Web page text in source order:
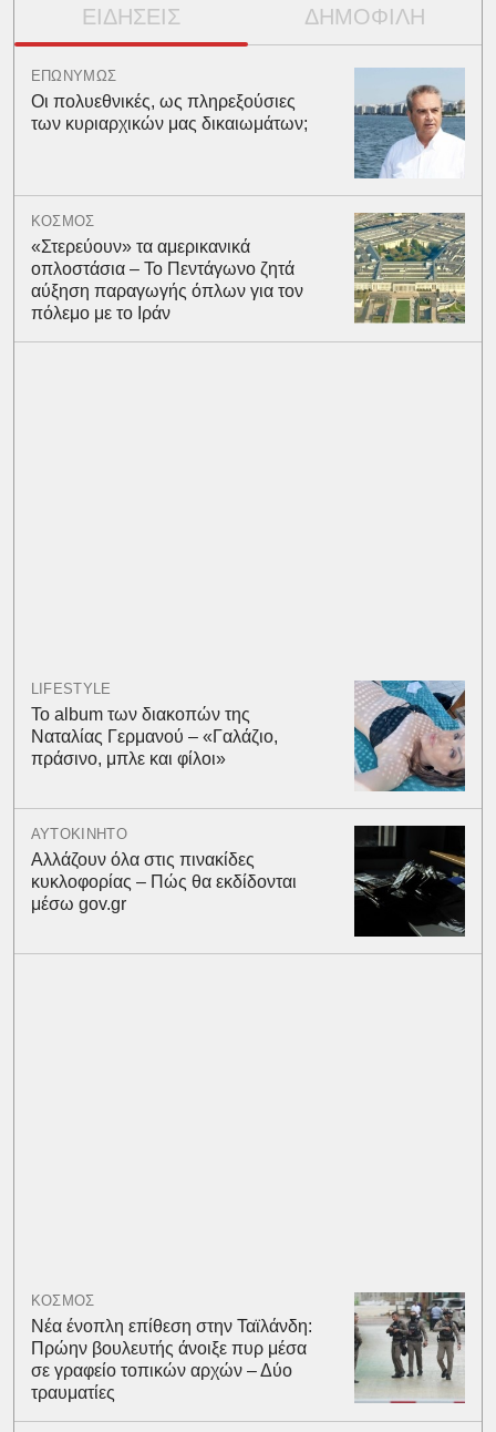
ΕΙΔΗΣΕΙΣ ΔΗΜΟΦΙΛΗ
ΕΠΩΝΥΜΩΣ
Οι πολυεθνικές, ως πληρεξούσιες
των κυριαρχικών μας δικαιωμάτων;
ΚΟΣΜΟΣ
«Στερεύουν» τα αμερικανικά
οπλοστάσια – Το Πεντάγωνο ζητά
αύξηση παραγωγής όπλων για τον
πόλεμο με το Ιράν
LIFESTYLE
Το album των διακοπών της
Ναταλίας Γερμανού – «Γαλάζιο,
πράσινο, μπλε και φίλοι»
ΑΥΤΟΚΙΝΗΤΟ
Αλλάζουν όλα στις πινακίδες
κυκλοφορίας – Πώς θα εκδίδονται
μέσω gov.gr
ΚΟΣΜΟΣ
Νέα ένοπλη επίθεση στην Ταϊλάνδη:
Πρώην βουλευτής άνοιξε πυρ μέσα
σε γραφείο τοπικών αρχών – Δύο
τραυματίες